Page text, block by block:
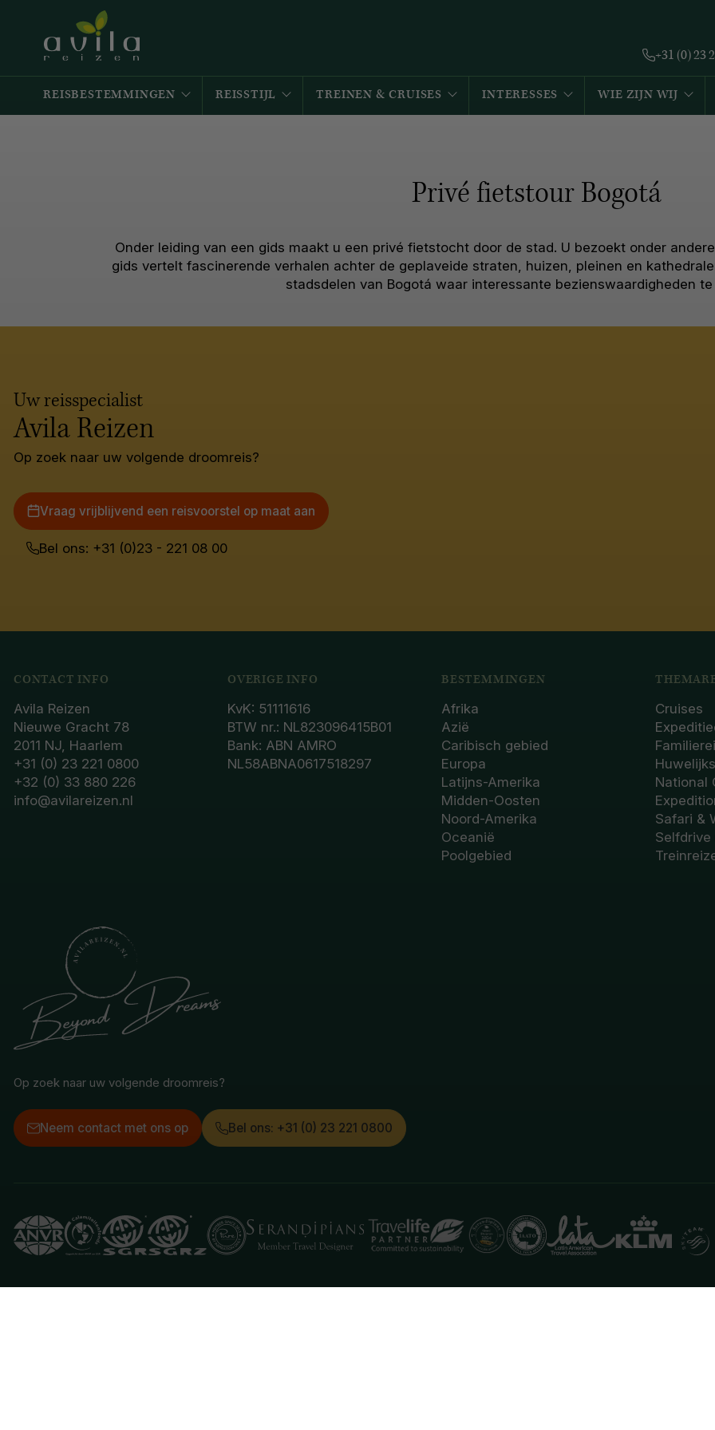
+31 (0) 23
REISBESTEMMINGEN REISSTIJL TREINEN & CRUISES INTERESSES WIE ZIJN WIJ
Privé fietstour Bogotá
Onder leiding van een gids maakt u een privé fietstocht door de stad. U bezoekt onder
gids vertelt fascinerende verhalen achter de geplaveide straten, huizen, pleinen en
stadsdelen van Bogotá waar interessante bezienswaardigheden
Uw reisspecialist
Avila Reizen
Op zoek naar uw volgende droomreis?
Vraag vrijblijvend een reisvoorstel op maat aan
Bel ons: +31 (0)23 - 221 08 00
CONTACT INFO
Avila Reizen
Nieuwe Gracht 78
2011 NJ, Haarlem
+31 (0) 23 221 0800
+32 (0) 33 880 226
info@avilareizen.nl
OVERIGE INFO
KvK: 51111616
BTW nr.: NL823096415B01
Bank: ABN AMRO
NL58ABNA0617518297
BESTEMMINGEN
Afrika
Azië
Caribisch gebied
Europa
Latijns-Amerika
Midden-Oosten
Noord-Amerika
Oceanië
Poolgebied
Cruises
National
Safari &
Selfdrive
Op zoek naar uw volgende droomreis?
Neem contact met ons op Bel ons: +31 (0) 23 221 0800